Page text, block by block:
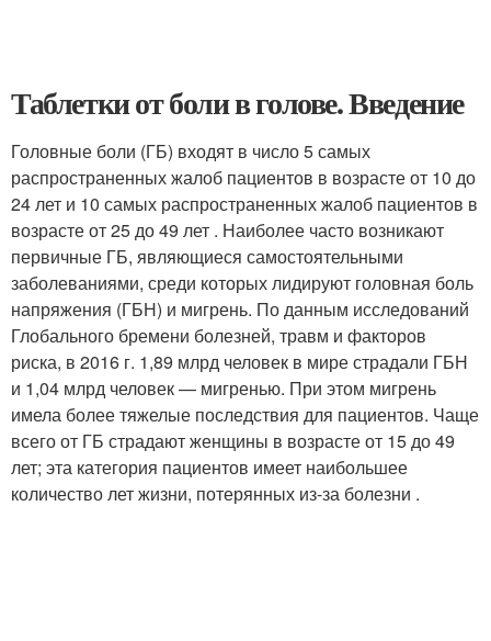
Таблетки от боли в голове. Введение
Головные боли (ГБ) входят в число 5 самых
распространенных жалоб пациентов в возрасте от 10 до
24 лет и 10 самых распространенных жалоб пациентов в
возрасте от 25 до 49 лет . Наиболее часто возникают
первичные ГБ, являющиеся самостоятельными
заболеваниями, среди которых лидируют головная боль
напряжения (ГБН) и мигрень. По данным исследований
Глобального бремени болезней, травм и факторов
риска, в 2016 г. 1,89 млрд человек в мире страдали ГБН
и 1,04 млрд человек — мигренью. При этом мигрень
имела более тяжелые последствия для пациентов. Чаще
всего от ГБ страдают женщины в возрасте от 15 до 49
лет; эта категория пациентов имеет наибольшее
количество лет жизни, потерянных из-за болезни .